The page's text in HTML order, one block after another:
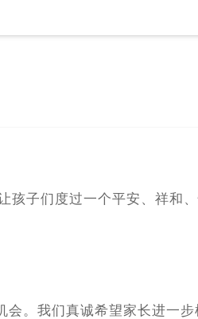
子们度过一个平安、祥和
。我们真诚希望家长进一步